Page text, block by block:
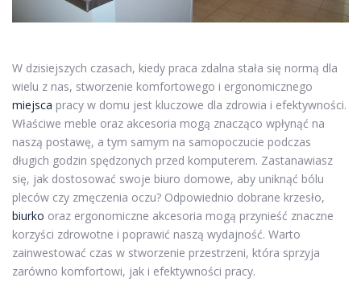
W dzisiejszych czasach, kiedy praca zdalna stała się normą dla
wielu z nas, stworzenie komfortowego i ergonomicznego
miejsca pracy w domu jest kluczowe dla zdrowia i efektywności.
Właściwe meble oraz akcesoria mogą znacząco wpłynąć na
naszą postawę, a tym samym na samopoczucie podczas
długich godzin spędzonych przed komputerem. Zastanawiasz
się, jak dostosować swoje biuro domowe, aby uniknąć bólu
pleców czy zmęczenia oczu? Odpowiednio dobrane krzesło,
biurko oraz ergonomiczne akcesoria mogą przynieść znaczne
korzyści zdrowotne i poprawić naszą wydajność. Warto
zainwestować czas w stworzenie przestrzeni, która sprzyja
zarówno komfortowi, jak i efektywności pracy.